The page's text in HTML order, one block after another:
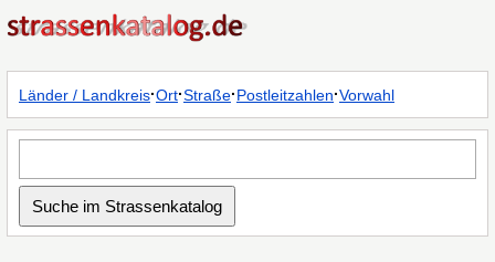
Länder / Landkreis·Ort·Straße·Postleitzahlen·Vorwahl